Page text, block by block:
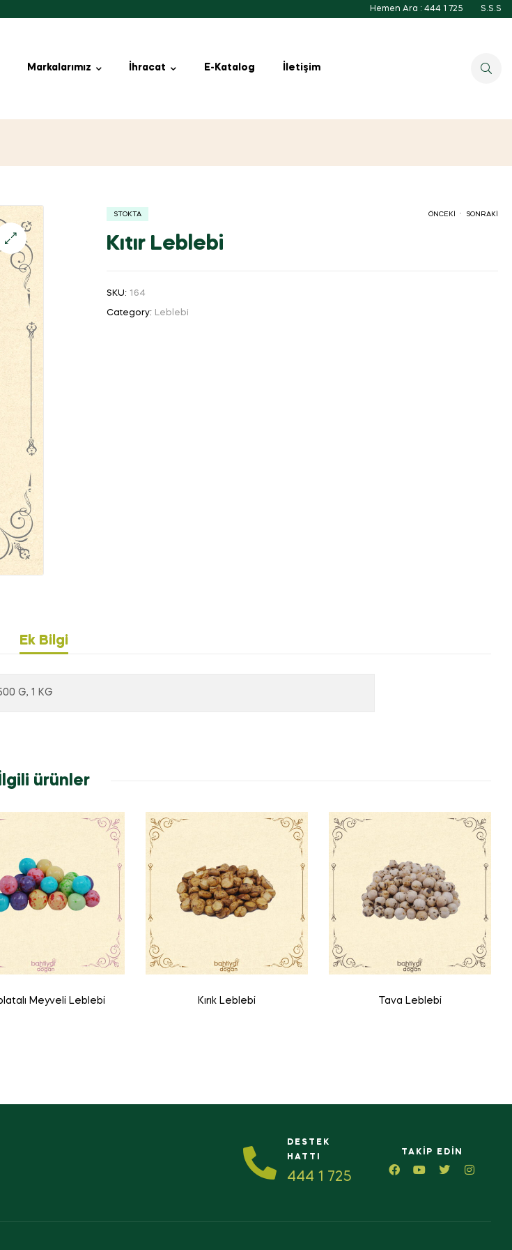
Hemen Ara : 444 1 725 S.S.S
Markalarımız İhracat E-Katalog İletişim
ÖNCEKI SONRAKI
STOKTA
Kıtır Leblebi
SKU: 164
Category: Leblebi
Ek Bilgi
G, 1 KG
ürünler
Meyveli Leblebi Kırık Leblebi Tava Leblebi
DESTEK
HATTI
444 1 725
TAKIP EDIN